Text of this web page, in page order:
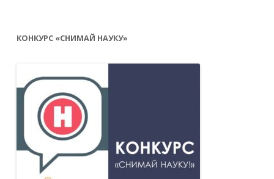
КОНКУРС «СНИМАЙ НАУКУ»